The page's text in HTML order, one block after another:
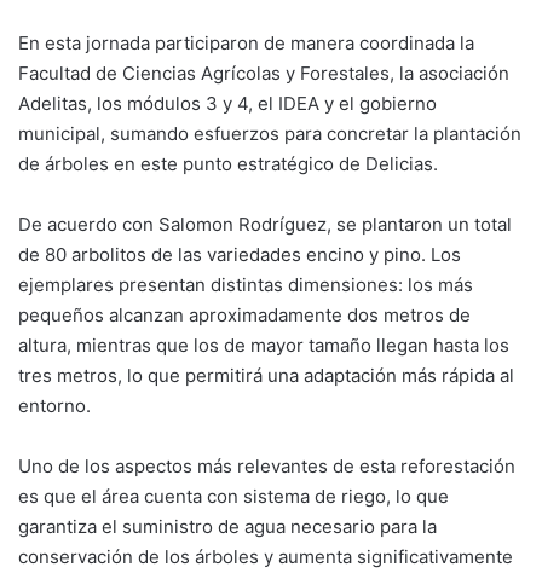
En esta jornada participaron de manera coordinada la
Facultad de Ciencias Agrícolas y Forestales, la asociación
Adelitas, los módulos 3 y 4, el IDEA y el gobierno
municipal, sumando esfuerzos para concretar la plantación
de árboles en este punto estratégico de Delicias.
De acuerdo con Salomon Rodríguez, se plantaron un total
de 80 arbolitos de las variedades encino y pino. Los
ejemplares presentan distintas dimensiones: los más
pequeños alcanzan aproximadamente dos metros de
altura, mientras que los de mayor tamaño llegan hasta los
tres metros, lo que permitirá una adaptación más rápida al
entorno.
Uno de los aspectos más relevantes de esta reforestación
es que el área cuenta con sistema de riego, lo que
garantiza el suministro de agua necesario para la
conservación de los árboles y aumenta significativamente